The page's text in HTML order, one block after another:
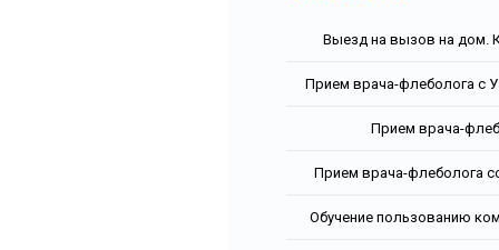
Выезд на вызов на дом.
Прием врача-флеболога с
Прием врача-
Прием врача-флеболога
Обучение пользованию